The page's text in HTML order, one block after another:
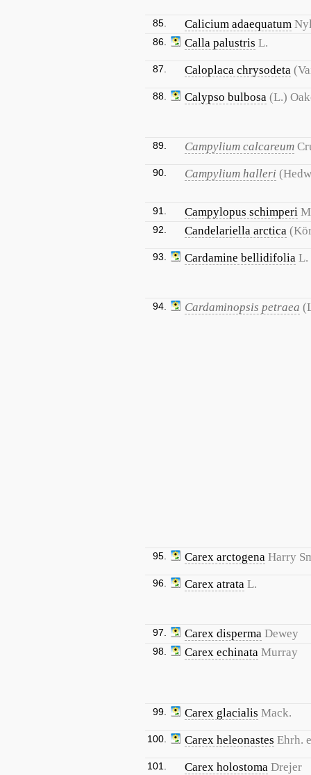
85. Calicium adaequatum
86. Calla palustris L.
87. Caloplaca chrysodeta
88. Calypso bulbosa (L.)
89. Campylium calcareum
90. Campylium halleri
91. Campylopus schimperi
92. Candelariella arctica
93. Cardamine bellidifolia L.
94. Cardaminopsis petraea
95. Carex arctogena Harry
96. Carex atrata L.
97. Carex disperma Dewey
98. Carex echinata Murray
99. Carex glacialis Mack.
100. Carex heleonastes Ehrh.
101. Carex holostoma Drejer